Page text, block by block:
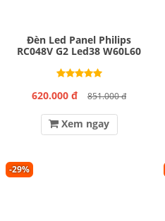
Đèn Led Panel Philips
RC048V G2 Led38 W60L60
620.000 đ 851.000 đ
Xem ngay
-29%